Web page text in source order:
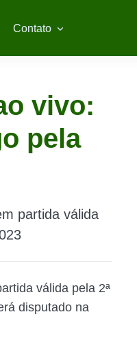
Contato
vivo:
pela
partida válida
válida pela 2ª
disputado na